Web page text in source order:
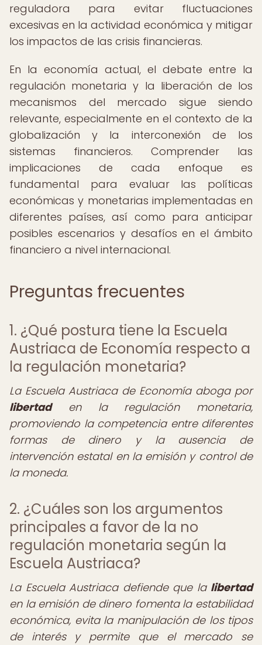
reguladora para evitar fluctuaciones
excesivas en la actividad económica y mitigar
los impactos de las crisis financieras.
En la economía actual, el debate entre la
regulación monetaria y la liberación de los
mecanismos del mercado sigue siendo
relevante, especialmente en el contexto de la
globalización y la interconexión de los
sistemas financieros. Comprender las
implicaciones de cada enfoque es
fundamental para evaluar las políticas
económicas y monetarias implementadas en
diferentes países, así como para anticipar
posibles escenarios y desafíos en el ámbito
financiero a nivel internacional.
Preguntas frecuentes
1. ¿Qué postura tiene la Escuela
Austriaca de Economía respecto a
la regulación monetaria?
La Escuela Austriaca de Economía aboga por
libertaden la regulación monetaria,
promoviendo la competencia entre diferentes
formas de dinero y la ausencia de
intervención estatal en la emisión y control de
la moneda.
2. ¿Cuáles son los argumentos
principales a favor de la no
regulación monetaria según la
Escuela Austriaca?
La Escuela Austriaca defiende que la libertad
en la emisión de dinero fomenta la estabilidad
económica, evita la manipulación de los tipos
de interés y permite que el mercado se